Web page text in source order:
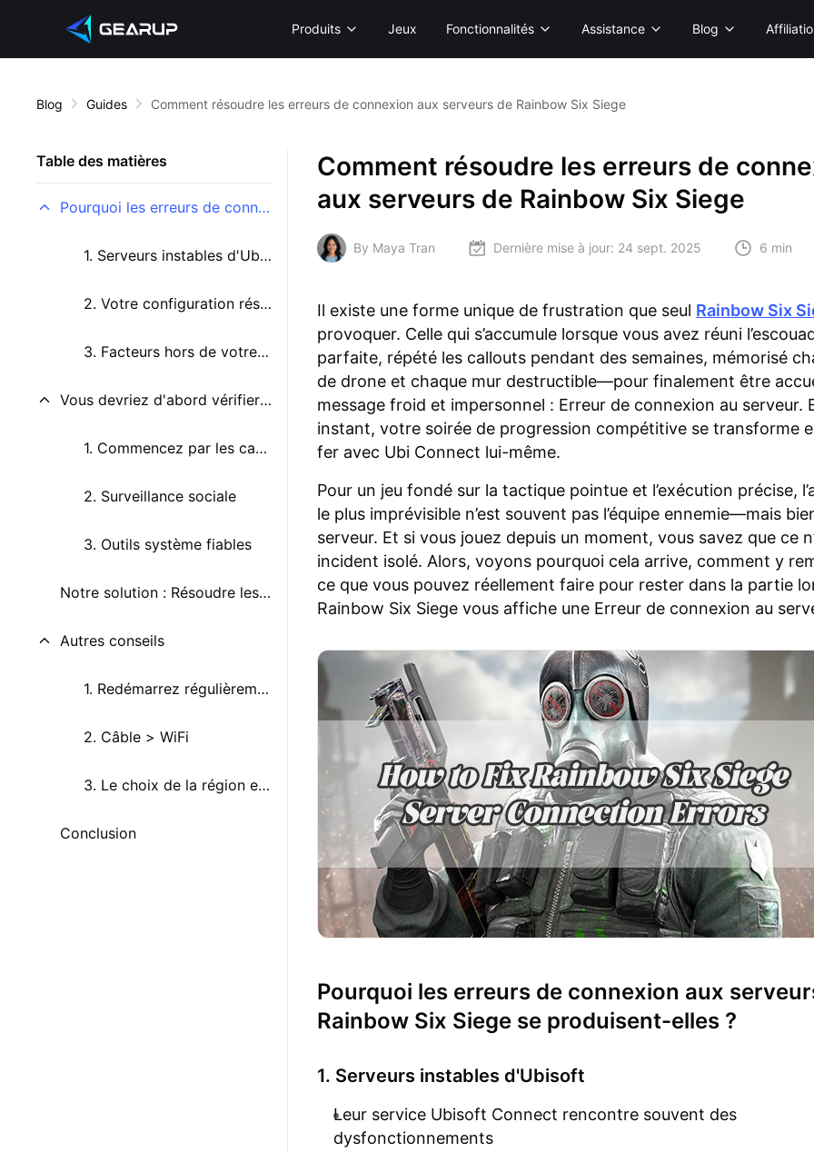
Produits Jeux Fonctionnalités Assistance Blog
Blog Guides Comment résoudre les erreurs de connexion aux serveurs de Rainbow Six Siege
Table des matières
Pourquoi les erreurs de connexion aux serveurs de Rainbow Six Siege se produisent-elles ?
1. Serveurs instables d'Ubisoft
2. Votre configuration réseau
3. Facteurs hors de votre contrôle
Vous devriez d'abord vérifier l'état des serveurs de Rainbow Six Siege
1. Commencez par les canaux officiels
2. Surveillance sociale
3. Outils système fiables
Notre solution : Résoudre les erreurs de serveur R6 Siege avec un VPN gaming
Autres conseils
1. Redémarrez régulièrement votre routeur
2. Câble > WiFi
3. Le choix de la région est important
Conclusion
Comment résoudre les erreurs de
aux serveurs de Rainbow Six Siege
By Maya Tran Dernière mise à jour: 24 sept. 2025 6 min
Il existe une forme unique de frustration que seul Rainbow Six
provoquer. Celle qui s’accumule lorsque vous avez réuni
parfaite, répété les callouts pendant des semaines, mémorisé
de drone et chaque mur destructible—pour finalement être
message froid et impersonnel : Erreur de connexion au serveur.
instant, votre soirée de progression compétitive se transforme
fer avec Ubi Connect lui-même.
Pour un jeu fondé sur la tactique pointue et l’exécution précise,
le plus imprévisible n’est souvent pas l’équipe ennemie—mais
serveur. Et si vous jouez depuis un moment, vous savez que ce
incident isolé. Alors, voyons pourquoi cela arrive, comment y
ce que vous pouvez réellement faire pour rester dans la partie
Rainbow Six Siege vous affiche une Erreur de connexion au
Pourquoi les erreurs de connexion aux
Rainbow Six Siege se produisent-elles ?
1. Serveurs instables d'Ubisoft
Leur service Ubisoft Connect rencontre souvent des
dysfonctionnements